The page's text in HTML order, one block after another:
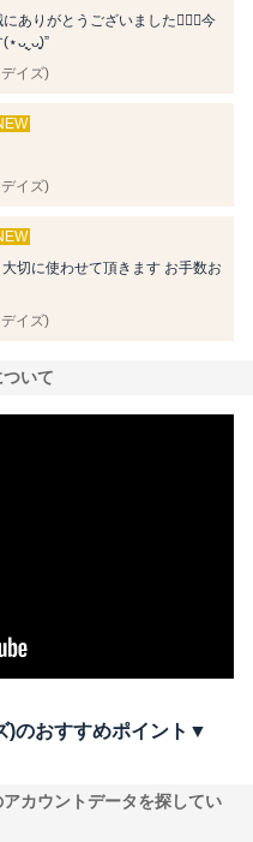
ありがとうございました🙇🏻‍♀️今
イズ)
イズ)
切に使わせて頂きます お手数お
イズ)
いて
)のおすすめポイント▼
カウントデータを探してい